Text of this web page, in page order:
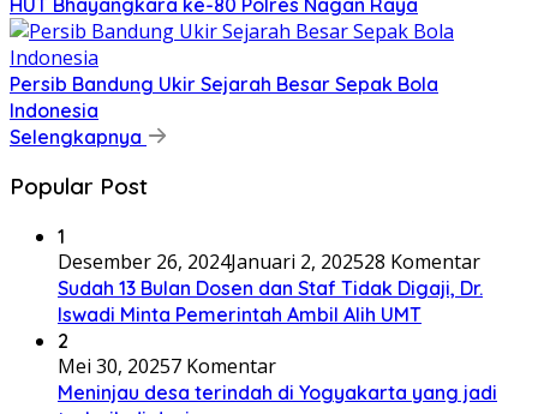
Persib Bandung Ukir Sejarah Besar Sepak Bola
Indonesia
Selengkapnya
Popular Post
1
Desember 26, 2024Januari 2, 202528 Komentar
Sudah 13 Bulan Dosen dan Staf Tidak Digaji, Dr.
Iswadi Minta Pemerintah Ambil Alih UMT
2
Mei 30, 20257 Komentar
Meninjau desa terindah di Yogyakarta yang jadi